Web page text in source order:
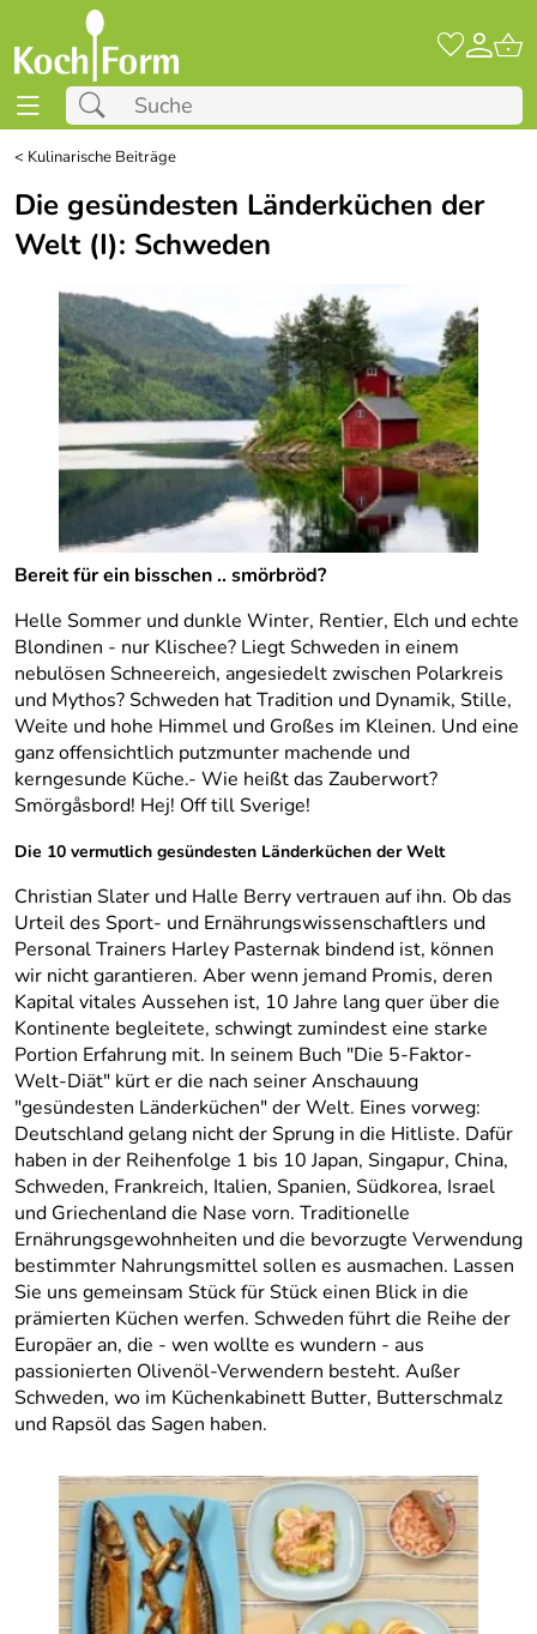
< Kulinarische Beiträge
Die gesündesten Länderküchen der
Welt (I): Schweden
Bereit für ein bisschen .. smörbröd?
Helle Sommer und dunkle Winter, Rentier, Elch und echte
Blondinen - nur Klischee? Liegt Schweden in einem
nebulösen Schneereich, angesiedelt zwischen Polarkreis
und Mythos? Schweden hat Tradition und Dynamik, Stille,
Weite und hohe Himmel und Großes im Kleinen. Und eine
ganz offensichtlich putzmunter machende und
kerngesunde Küche.- Wie heißt das Zauberwort?
Smörgåsbord! Hej! Off till Sverige!
Die 10 vermutlich gesündesten Länderküchen der Welt
Christian Slater und Halle Berry vertrauen auf ihn. Ob das
Urteil des Sport- und Ernährungswissenschaftlers und
Personal Trainers Harley Pasternak bindend ist, können
wir nicht garantieren. Aber wenn jemand Promis, deren
Kapital vitales Aussehen ist, 10 Jahre lang quer über die
Kontinente begleitete, schwingt zumindest eine starke
Portion Erfahrung mit. In seinem Buch "Die 5-Faktor-
Welt-Diät" kürt er die nach seiner Anschauung
"gesündesten Länderküchen" der Welt. Eines vorweg:
Deutschland gelang nicht der Sprung in die Hitliste. Dafür
haben in der Reihenfolge 1 bis 10 Japan, Singapur, China,
Schweden, Frankreich, Italien, Spanien, Südkorea, Israel
und Griechenland die Nase vorn. Traditionelle
Ernährungsgewohnheiten und die bevorzugte Verwendung
bestimmter Nahrungsmittel sollen es ausmachen. Lassen
Sie uns gemeinsam Stück für Stück einen Blick in die
prämierten Küchen werfen. Schweden führt die Reihe der
Europäer an, die - wen wollte es wundern - aus
passionierten Olivenöl-Verwendern besteht. Außer
Schweden, wo im Küchenkabinett Butter, Butterschmalz
und Rapsöl das Sagen haben.